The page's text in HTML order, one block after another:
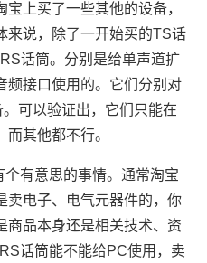
上买了一些其他的设备，
来说，除了一开始买的TS话
话筒。分别是给单声道扩
频接口使用的。它们分别对
可以验证出，它们只能在
其他都不行。
有意思的事情。通常淘宝
卖电子、电气元器件的，你
商品本身还是相关技术、资
话筒能不能给PC使用，卖